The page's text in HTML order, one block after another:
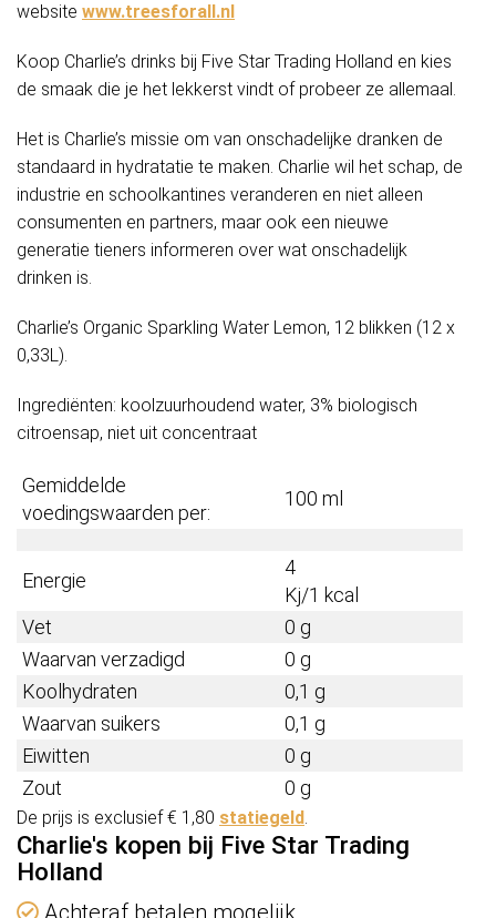
website www.treesforall.nl
Koop Charlie’s drinks bij Five Star Trading Holland en kies
de smaak die je het lekkerst vindt of probeer ze allemaal.
Het is Charlie’s missie om van onschadelijke dranken de
standaard in hydratatie te maken. Charlie wil het schap, de
industrie en schoolkantines veranderen en niet alleen
consumenten en partners, maar ook een nieuwe
generatie tieners informeren over wat onschadelijk
drinken is.
Charlie’s Organic Sparkling Water Lemon, 12 blikken (12 x
0,33L).
Ingrediënten: koolzuurhoudend water, 3% biologisch
citroensap, niet uit concentraat
Gemiddelde
voedingswaarden per:
100 ml
Energie
4
Kj/1 kcal
Vet
0 g
Waarvan verzadigd
0 g
Koolhydraten
0,1 g
Waarvan suikers
0,1 g
Eiwitten
0 g
Zout
0 g
De prijs is exclusief € 1,80 statiegeld.
Charlie's kopen bij Five Star Trading
Holland
Achteraf betalen mogelijk